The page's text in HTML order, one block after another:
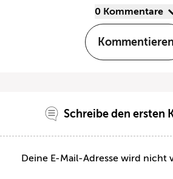
0 Kommentare
Kommentieren
Schreibe den ersten
Deine E-Mail-Adresse wird nicht